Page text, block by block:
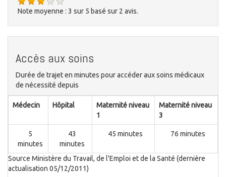
Note moyenne : 3 sur 5 basé sur 2 avis.
Accès aux soins
Durée de trajet en minutes pour accéder aux soins médicaux
de nécessité depuis
Médecin Hôpital
Maternité niveau
1
Maternité niveau
3
5
minutes
43
minutes
45 minutes 76 minutes
Source Ministère du Travail, de l'Emploi et de la Santé (dernière
actualisation 05/12/2011)